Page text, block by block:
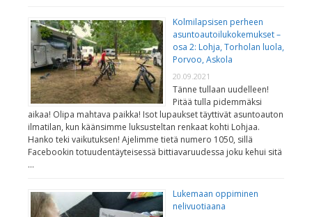
Kolmilapsisen perheen
asuntoautoilukokemukset –
osa 2: Lohja, Torholan luola,
Porvoo, Askola
20.09.2021
Tänne tullaan uudelleen!
Pitää tulla pidemmäksi
aikaa! Olipa mahtava paikka! Isot lupaukset täyttivät asuntoauton
ilmatilan, kun käänsimme luksusteltan renkaat kohti Lohjaa.
Hanko teki vaikutuksen! Ajelimme tietä numero 1050, sillä
Facebookin totuudentäyteisessä bittiavaruudessa joku kehui sitä
…
Lukemaan oppiminen
nelivuotiaana